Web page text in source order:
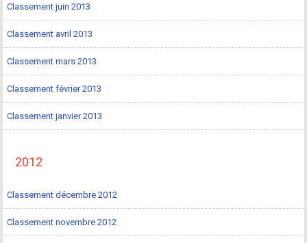
Classement juin 2013
Classement avril 2013
Classement mars 2013
Classement février 2013
Classement janvier 2013
2012
Classement décembre 2012
Classement novembre 2012